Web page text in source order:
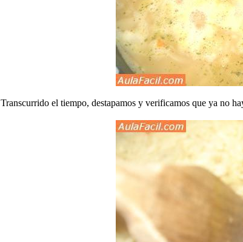
Transcurrido el tiempo, destapamos y verificamos que ya no